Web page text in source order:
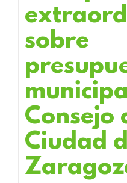
sobre
Consejo
Ciudad